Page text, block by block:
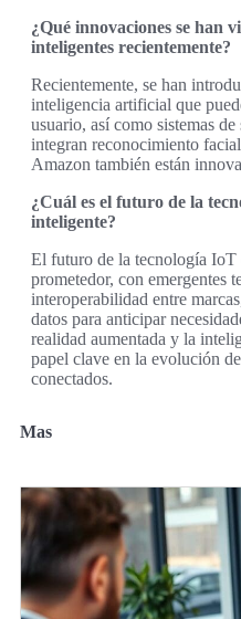
¿Qué innovaciones se han
inteligentes recientemente?
Recientemente, se han
inteligencia artificial que
usuario, así como sistemas
integran reconocimiento
Amazon también están
¿Cuál es el futuro de la
inteligente?
El futuro de la tecnología IoT
prometedor, con emergentes
interoperabilidad entre
datos para anticipar
realidad aumentada y la
papel clave en la evolución
conectados.
Mas